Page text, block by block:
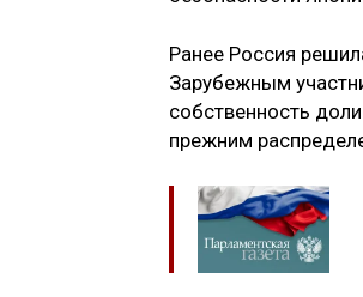
Ранее Россия
Зарубежным
собственность
прежним